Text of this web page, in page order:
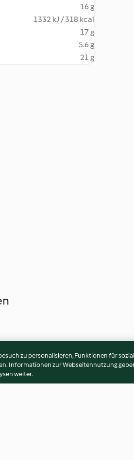
16 g
1332 kJ / 318 kcal
17 g
5.6 g
21 g
zu personalisieren, Funktionen für
Informationen zur Webseitennutzung
weiter.